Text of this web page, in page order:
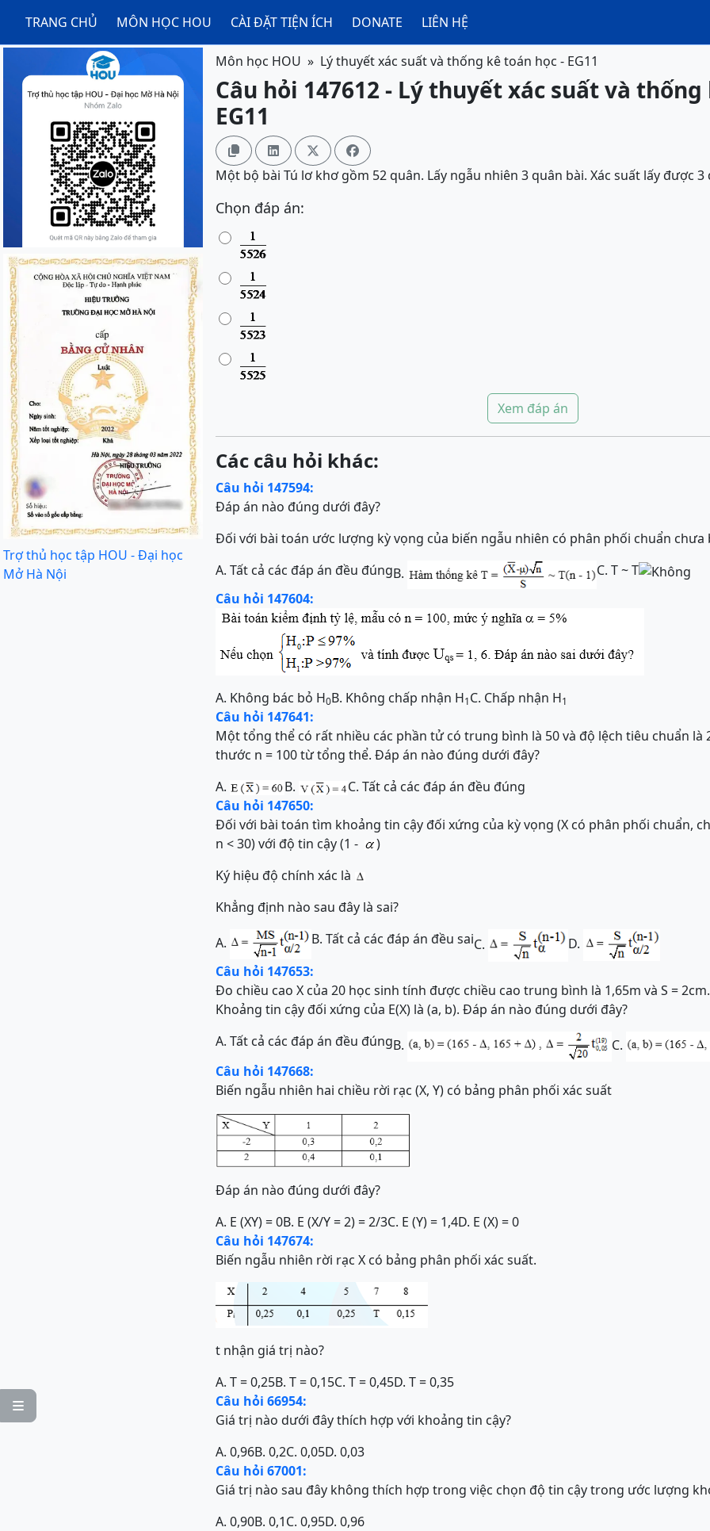
TRANG CHỦ MÔN HỌC HOU CÀI ĐẶT TIỆN ÍCH DONATE LIÊN HỆ

Trợ thủ học tập HOU - Đại học
Mở Hà Nội
Môn học HOU Lý thuyết xác suất và thống kê toán học - EG11
Câu hỏi 147612 - Lý thuyết xác suất và
EG11
   
Một bộ bài Tú lơ khơ gồm 52 quân. Lấy ngẫu nhiên 3 quân bài. Xác suất lấy được
Chọn đáp án:
Xem đáp án
Các câu hỏi khác:
Câu hỏi 147594:
Đáp án nào đúng dưới đây?
Đối với bài toán ước lượng kỳ vọng của biến ngẫu nhiên có phân phối chuẩn chưa
A. Tất cả các đáp án đều đúngB.
C. T ~ T
Câu hỏi 147604:
A. Không bác bỏ H0B. Không chấp nhận H1C. Chấp nhận H1
Câu hỏi 147641:
Một tổng thể có rất nhiều các phần tử có trung bình là 50 và độ lệch tiêu chuẩn là
thước n = 100 từ tổng thể. Đáp án nào đúng dưới đây?
A.
B. C. Tất cả các đáp án đều đúng
Câu hỏi 147650:
Đối với bài toán tìm khoảng tin cậy đối xứng của kỳ vọng (X có phân phối chuẩn,
n < 30) với độ tin cậy (1 -
)
Ký hiệu độ chính xác là
Khẳng định nào sau đây là sai?
A. B. Tất cả các đáp án đều saiC.
D.
Câu hỏi 147653:
Đo chiều cao X của 20 học sinh tính được chiều cao trung bình là 1,65m và S =
Khoảng tin cậy đối xứng của E(X) là (a, b). Đáp án nào đúng dưới đây?
A. Tất cả các đáp án đều đúngB.
C.
Câu hỏi 147668:
Biến ngẫu nhiên hai chiều rời rạc (X, Y) có bảng phân phối xác suất
Đáp án nào đúng dưới đây?
A. E (XY) = 0B. E (X/Y = 2) = 2/3C. E (Y) = 1,4D. E (X) = 0
Câu hỏi 147674:
Biến ngẫu nhiên rời rạc X có bảng phân phối xác suất.
t nhận giá trị nào?
A. T = 0,25B. T = 0,15C. T = 0,45D. T = 0,35
Câu hỏi 66954:
Giá trị nào dưới đây thích hợp với khoảng tin cậy?
A. 0,96B. 0,2C. 0,05D. 0,03
Câu hỏi 67001:
Giá trị nào sau đây không thích hợp trong việc chọn độ tin cậy trong ước lượng
A. 0,90B. 0,1C. 0,95D. 0,96